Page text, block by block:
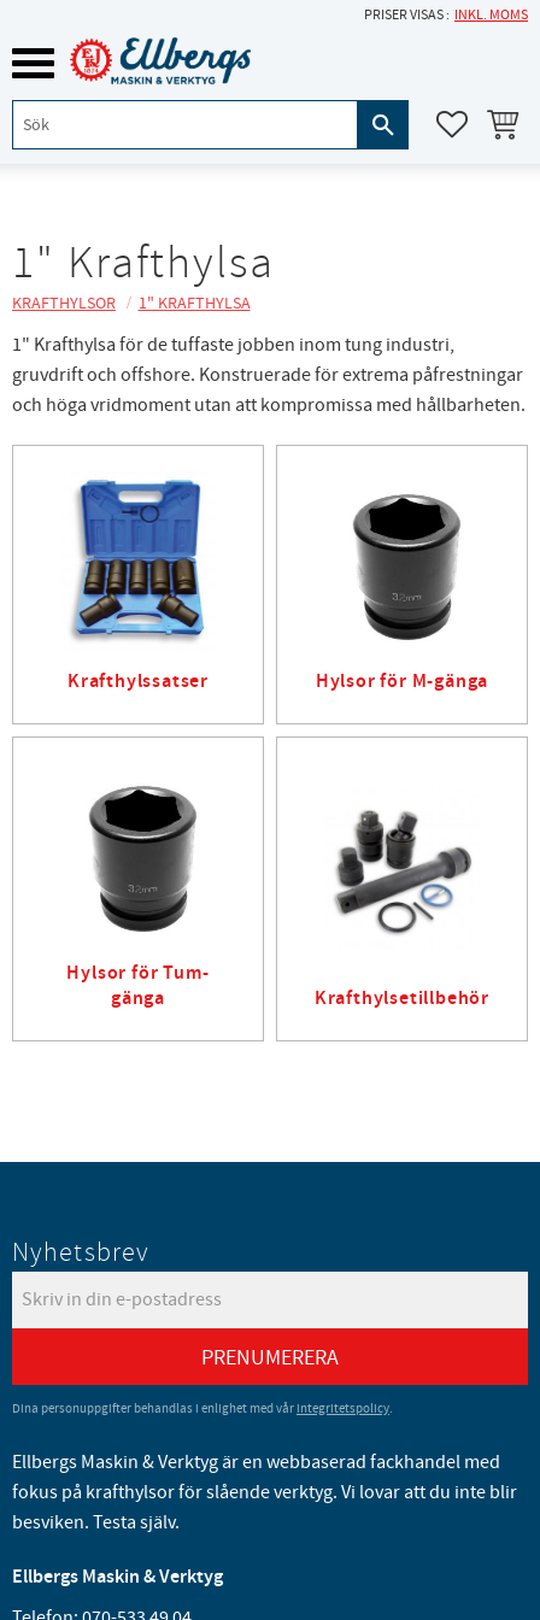
Meny
PRISER VISAS INKL. MOMS
1" Krafthylsa
KRAFTHYLSOR 1" KRAFTHYLSA
1" Krafthylsa för de tuffaste jobben inom tung industri,
gruvdrift och offshore. Konstruerade för extrema påfrestningar
och höga vridmoment utan att kompromissa med hållbarheten.
Krafthylssatser Hylsor för M-gänga
Hylsor för Tum-
gänga
Krafthylsetillbehör
Nyhetsbrev
PRENUMERERA
Dina personuppgifter behandlas i enlighet med vår integritetspolicy.
Ellbergs Maskin & Verktyg är en webbaserad fackhandel med
fokus på krafthylsor för slående verktyg. Vi lovar att du inte blir
besviken. Testa själv.
Ellbergs Maskin & Verktyg